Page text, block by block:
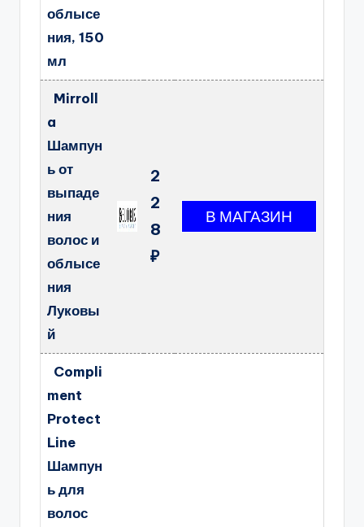
облысе
ния, 150
мл
Mirroll
a
Шампун
ь от
выпаде
ния
волос и
облысе
ния
Луковы
й
2
2
8
₽
Compli
ment
Protect
Line
Шампун
ь для
волос